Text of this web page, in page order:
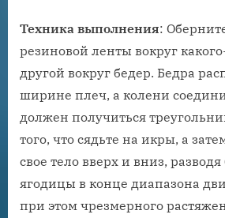
Техника выполнения:
резиновой ленты вокруг
другой вокруг бедер. Бедра
ширине плеч, а колени
должен получиться
того, что сядьте на икры, а
свое тело вверх и вниз,
ягодицы в конце диапазона
при этом чрезмерного